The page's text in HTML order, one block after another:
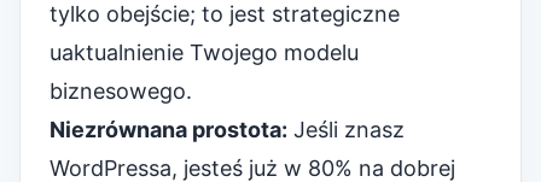
tylko obejście; to jest strategiczne
uaktualnienie Twojego modelu
biznesowego.
Niezrównana prostota: Jeśli znasz
WordPressa, jesteś już w 80% na dobrej